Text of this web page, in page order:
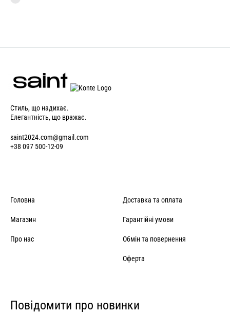
Стиль, що надихає.
Елегантність, що вражає.
saint2024.com@gmail.com
+38 097 500-12-09
Головна
Магазин
Про нас
Доставка та оплата
Гарантійні умови
Обмін та повернення
Оферта
Повідомити про новинки